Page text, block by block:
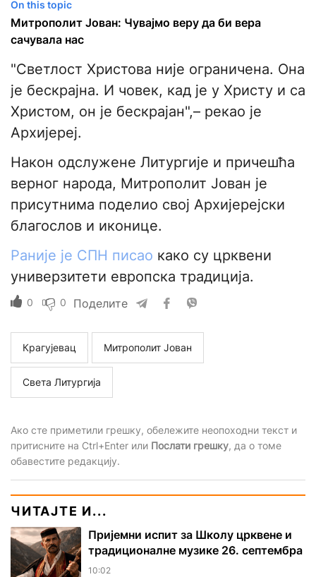
On this topic
Митрополит Јован: Чувајмо веру да би вера
сачувала нас
"Светлост Христова није ограничена. Она
је бескрајна. И човек, кад је у Христу и са
Христом, он је бескрајан",– рекао је
Архијереј.
Након одслужене Литургије и причешћа
верног народа, Митрополит Јован је
присутнима поделио свој Архијерејски
благослов и иконице.
Раније је СПН писао како су црквени
универзитети европска традиција.
0 0 Поделите
Крагујевац Митрополит Јован
Света Литургија
Ако сте приметили грешку, обележите неопоходни текст и
притисните на Ctrl+Enter или Послати грешку, да о томе
обавестите редакцију.
ЧИТАЈТЕ И...
Пријемни испит за Школу црквене и
традиционалне музике 26. септембра
10:02